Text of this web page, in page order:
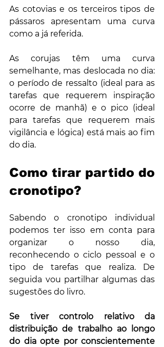
As cotovias e os terceiros tipos de
pássaros apresentam uma curva
como a já referida.
As corujas têm uma curva
semelhante, mas deslocada no dia:
o período de ressalto (ideal para as
tarefas que requerem inspiração
ocorre de manhã) e o pico (ideal
para tarefas que requerem mais
vigilância e lógica) está mais ao fim
do dia.
Como tirar partido do
cronotipo?
Sabendo o cronotipo individual
podemos ter isso em conta para
organizar o nosso dia,
reconhecendo o ciclo pessoal e o
tipo de tarefas que realiza. De
seguida vou partilhar algumas das
sugestões do livro.
Se tiver controlo relativo da
distribuição de trabalho ao longo
do dia opte por conscientemente